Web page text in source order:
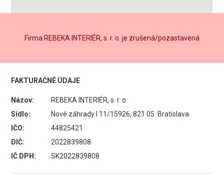
Firma REBEKA INTERIÉR, s. r. o. je zrušená/pozastavená
FAKTURAČNÉ ÚDAJE
Názov:
REBEKA INTERIÉR, s. r. o.
Sídlo:
Nové záhrady I 11/15926, 821 05 Bratislava
IČO:
44825421
DIČ:
2022839808
IČ DPH:
SK2022839808